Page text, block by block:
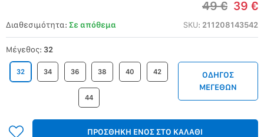
49 € 39 €
Διαθεσιμότητα: Σε απόθεμα SKU: 211208143542
Μέγεθος: 32
32 34 36 38 40 42
44
ΟΔΗΓΟΣ
ΜΕΓΕΘΩΝ
ΠΡΟΣΘΗΚΗ ΕΝΟΣ ΣΤΟ ΚΑΛΑΘΙ